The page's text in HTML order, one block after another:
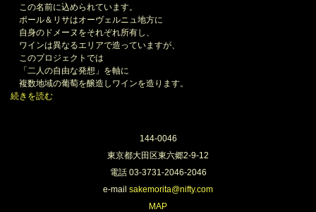
この名前に込められています。
ポール＆リサはオーヴェルニュ地方に
自身のドメーヌをそれぞれ所有し、
ワインは異なるエリアで造っていますが、
このプロジェクトでは
「二人の自由な発想」を軸に
複数地域の葡萄を醸造しワインを造ります。
続きを読む
144-0046
東京都大田区東六郷2-9-12
電話 03-3731-2046-2046
e-mail sakemorita@nifty.com
MAP